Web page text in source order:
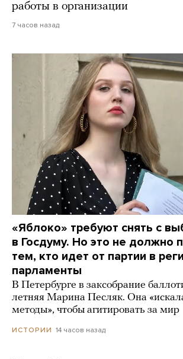
работы в организации
7 часов назад
«Яблоко» требуют снять с
в Госдуму. Но это не должно
тем, кто идет от партии в
парламенты
В Петербурге в заксобрание
летняя Марина Песляк. Она
методы», чтобы агитировать за мир
ИСТОРИИ 14 часов назад